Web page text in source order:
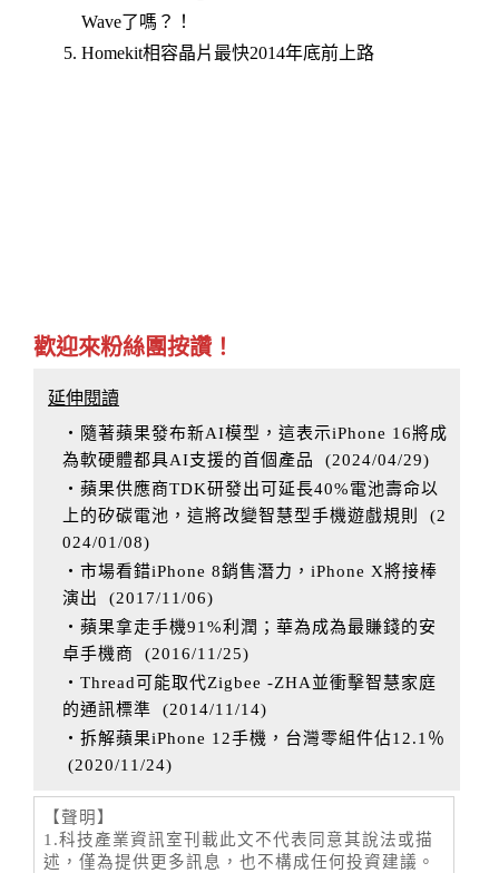
Wave了嗎？！
Homekit相容晶片最快2014年底前上路
歡迎來粉絲團按讚！
延伸閱讀
‧隨著蘋果發布新AI模型，這表示iPhone 16將成
為軟硬體都具AI支援的首個產品
(2024/04/29)
‧蘋果供應商TDK研發出可延長40%電池壽命以
上的矽碳電池，這將改變智慧型手機遊戲規則
(2
024/01/08)
‧市場看錯iPhone 8銷售潛力，iPhone X將接棒
演出
(2017/11/06)
‧蘋果拿走手機91%利潤；華為成為最賺錢的安
卓手機商
(2016/11/25)
‧Thread可能取代Zigbee -ZHA並衝擊智慧家庭
的通訊標準 (2014/11/14)
‧拆解蘋果iPhone 12手機，台灣零組件佔12.1％
(2020/11/24)
【聲明】
1.科技產業資訊室刊載此文不代表同意其說法或描
述，僅為提供更多訊息，也不構成任何投資建議。